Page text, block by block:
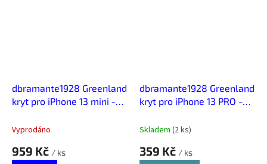
dbramante1928 Greenland
kryt pro iPhone 13 mini -
Vyprodáno
959 Kč / ks
dbramante1928 Greenland
kryt pro iPhone 13 PRO -
Skladem (2 ks)
359 Kč / ks